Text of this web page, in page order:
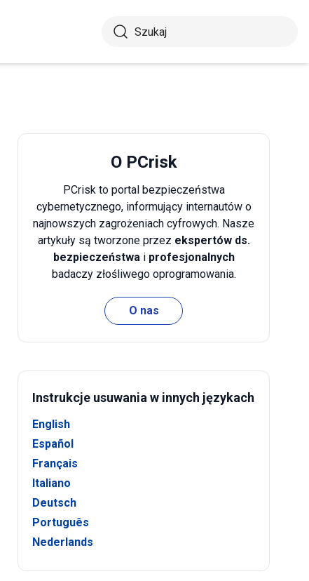
O PCrisk
PCrisk to portal bezpieczeństwa
cybernetycznego, informujący internautów o
najnowszych zagrożeniach cyfrowych. Nasze
artykuły są tworzone przez ekspertów ds.
bezpieczeństwai profesjonalnych
badaczy złośliwego oprogramowania.
O nas
Instrukcje usuwania w innych językach
English
Español
Français
Italiano
Deutsch
Português
Nederlands